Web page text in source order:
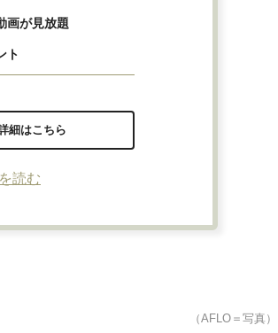
画が見放題
ト
細はこちら
読む
（AFLO＝写真）